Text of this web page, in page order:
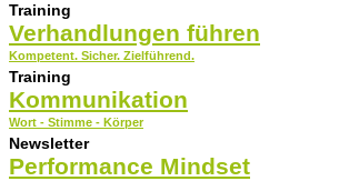
Training
Verhandlungen führen
Kompetent. Sicher. Zielführend.
Training
Kommunikation
Wort - Stimme - Körper
Newsletter
Performance Mindset